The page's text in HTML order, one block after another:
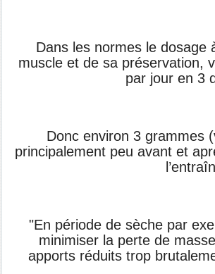
Dans les normes le dosage
muscle et de sa préservation,
par jour en 3
Donc environ 3 grammes
principalement peu avant et
"En période de sèche par
minimiser la perte de
apports réduits trop